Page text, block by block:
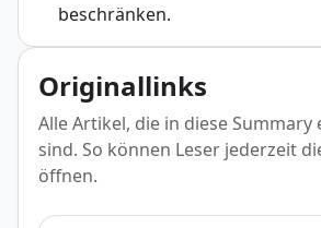
beschränken.
Originallinks
Alle Artikel, die in diese Summary
sind. So können Leser jederzeit
öffnen.